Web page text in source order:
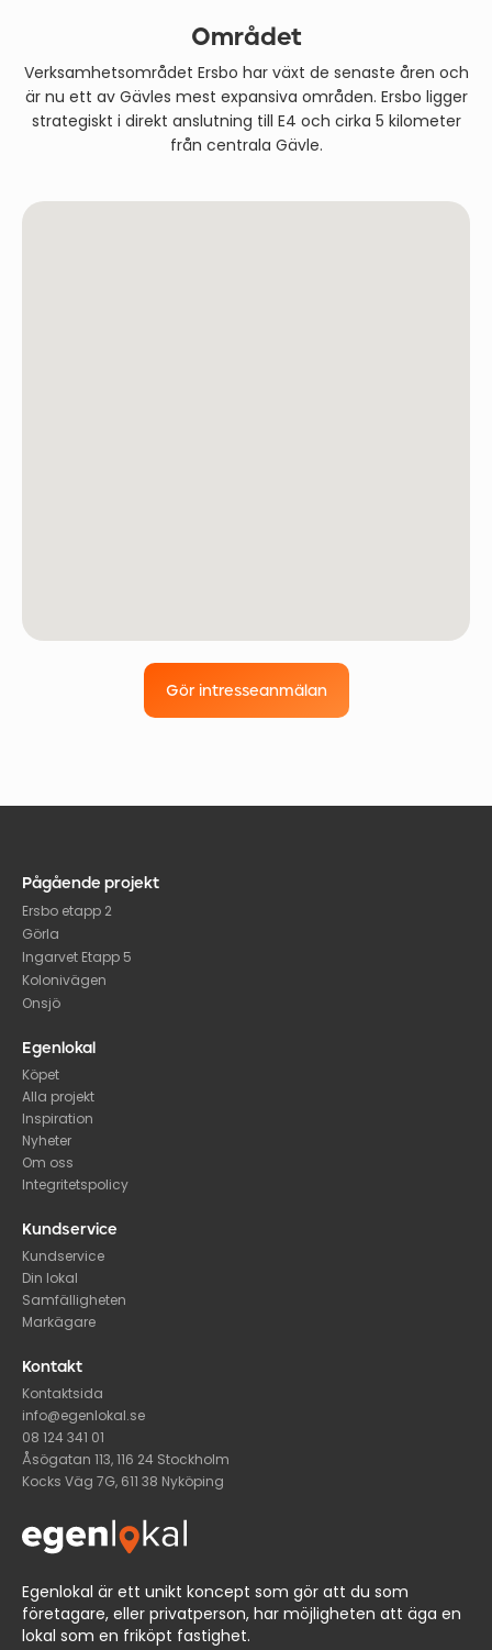
Området
Verksamhetsområdet Ersbo har växt de senaste åren och
är nu ett av Gävles mest expansiva områden. Ersbo ligger
strategiskt i direkt anslutning till E4 och cirka 5 kilometer
från centrala Gävle.
Gör intresseanmälan
Egenlokal är ett unikt koncept som gör att du som
företagare, eller privatperson, har möjligheten att äga en
lokal som en friköpt fastighet.
Pågående projekt
Ersbo etapp 2
Görla
Ingarvet Etapp 5
Kolonivägen
Onsjö
Egenlokal
Köpet
Alla projekt
Inspiration
Nyheter
Om oss
Integritetspolicy
Kundservice
Kundservice
Din lokal
Samfälligheten
Markägare
Kontakt
Kontaktsida
info@egenlokal.se
08 124 341 01
Åsögatan 113, 116 24 Stockholm
Kocks Väg 7G, 611 38 Nyköping